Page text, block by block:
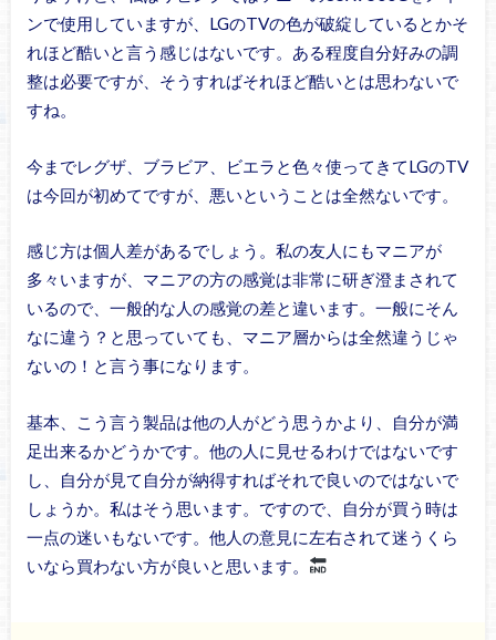
ンで使用していますが、LGのTVの色が破綻しているとかそ
れほど酷いと言う感じはないです。ある程度自分好みの調
整は必要ですが、そうすればそれほど酷いとは思わないで
すね。
今までレグザ、ブラビア、ビエラと色々使ってきてLGのTV
は今回が初めてですが、悪いということは全然ないです。
感じ方は個人差があるでしょう。私の友人にもマニアが
多々いますが、マニアの方の感覚は非常に研ぎ澄まされて
いるので、一般的な人の感覚の差と違います。一般にそん
なに違う？と思っていても、マニア層からは全然違うじゃ
ないの！と言う事になります。
基本、こう言う製品は他の人がどう思うかより、自分が満
足出来るかどうかです。他の人に見せるわけではないです
し、自分が見て自分が納得すればそれで良いのではないで
しょうか。私はそう思います。ですので、自分が買う時は
一点の迷いもないです。他人の意見に左右されて迷うくら
いなら買わない方が良いと思います。